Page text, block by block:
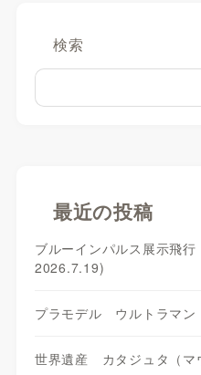
検索
最近の投稿
ブルーインパルス展示飛
2026.7.19)
プラモデル ウルトラマ
世界遺産 カタジュタ（マ